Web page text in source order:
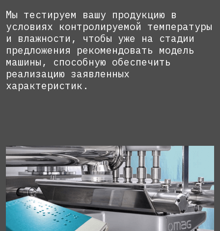
Мы тестируем вашу продукцию в
условиях контролируемой температуры
и влажности, чтобы уже на стадии
предложения рекомендовать модель
машины, способную обеспечить
реализацию заявленных
характеристик.